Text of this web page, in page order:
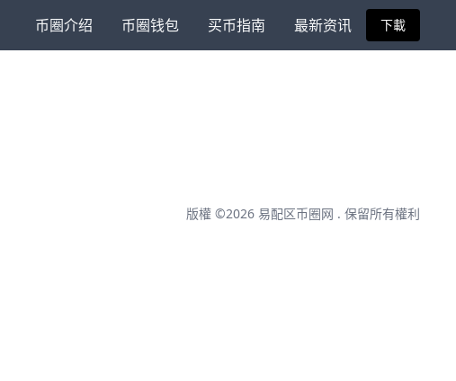
币圈介绍 币圈钱包 买币指南 最新资讯 下載
版權 ©2026 易配区币圈网 . 保留所有權利